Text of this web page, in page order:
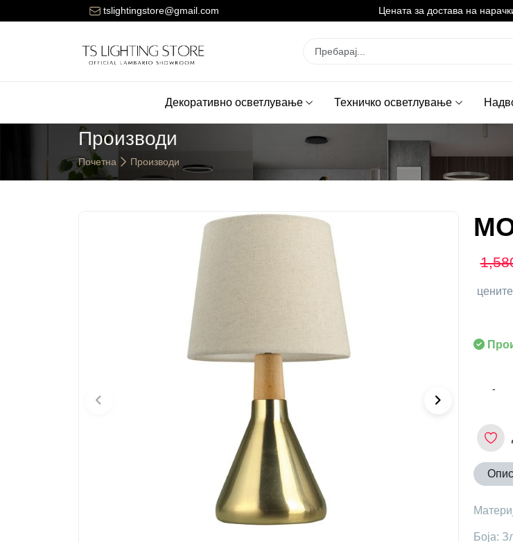
tslightingstore@gmail.com
за достава на нарачките е 150 денари. Цената за достава на
Декоративно осветлување Техничко осветлување
Производи
Почетна Производи
-
Опис
Боја: